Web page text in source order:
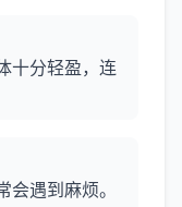
十分轻盈，连
遇到麻烦。